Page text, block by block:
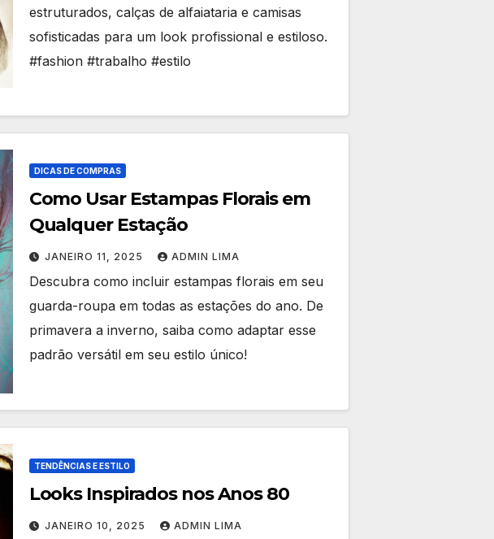
estruturados, calças de alfaiataria e camisas
sofisticadas para um look profissional e estiloso.
#fashion #trabalho #estilo
DICAS DE COMPRAS
Como Usar Estampas Florais em
Qualquer Estação
JANEIRO 11, 2025 ADMIN LIMA
Descubra como incluir estampas florais em seu
guarda-roupa em todas as estações do ano. De
primavera a inverno, saiba como adaptar esse
padrão versátil em seu estilo único!
TENDÊNCIAS E ESTILO
Looks Inspirados nos Anos 80
JANEIRO 10, 2025 ADMIN LIMA